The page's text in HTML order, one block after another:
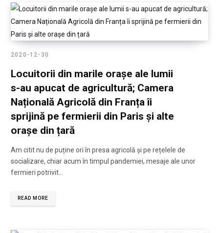
2020-12-30
Locuitorii din marile orașe ale lumii
s-au apucat de agricultură; Camera
Națională Agricolă din Franța îi
sprijină pe fermierii din Paris și alte
orașe din țară
Am citit nu de puține ori în presa agricolă și pe rețelele de
socializare, chiar acum în timpul pandemiei, mesaje ale unor
fermieri potrivit…
READ MORE